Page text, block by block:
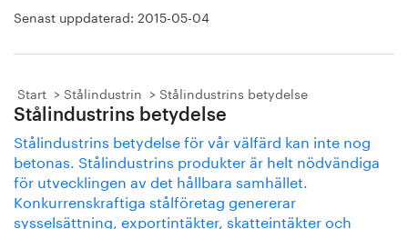
Senast uppdaterad: 2015-05-04
Start Stålindustrin Stålindustrins betydelse
Stålindustrins betydelse
Stålindustrins betydelse för vår välfärd kan inte nog
betonas. Stålindustrins produkter är helt nödvändiga
för utvecklingen av det hållbara samhället.
Konkurrenskraftiga stålföretag genererar
sysselsättning, exportintäkter, skatteintäkter och